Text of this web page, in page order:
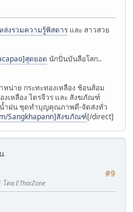
ล่งรวมความรู้พิสดาร และ สาวสวย
สุดยอด นักปั่นบันลือโลก..
น่าย กระทะทองเหลือง ช้อนส้อม
งเหลือง ไตรจีวร และ สังฆภัณฑ์
ำฝน ชุดทำบุญคุณภาพดี-จัดส่งทั่ว
Sangkhapann]สังฆภัณฑ์[/direct]
#9
ดย EThaiZone